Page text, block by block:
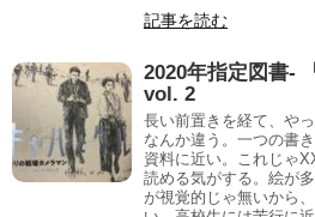
記事を読む
2020年指定図書-
vol. 2
長い前置きを経て、や
なんか違う。一つの書
資料に近い。これじゃ
読める気がする。絵が
が視覚的じゃ無いから